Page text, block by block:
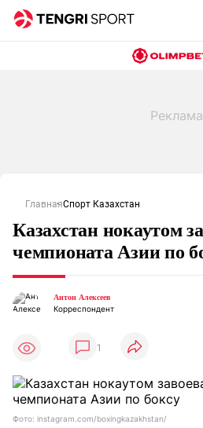
ГлавнаяСпорт Казахстан
Казахстан нокаутом
чемпионата Азии по
Антон Алексеев
Корреспондент
1
Фото: instagram.com/boxingkazakhstan/